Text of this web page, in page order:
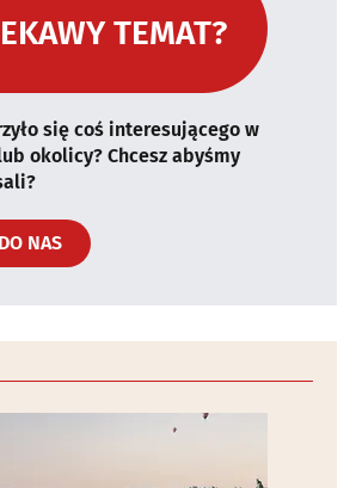
TEMAT?
się coś interesującego w
okolicy? Chcesz abyśmy
NAS